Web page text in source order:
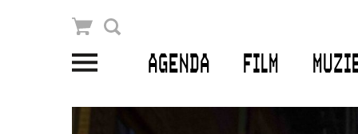
AGENDA FILM
Winkelmandje
PLAN JE BEZOEK